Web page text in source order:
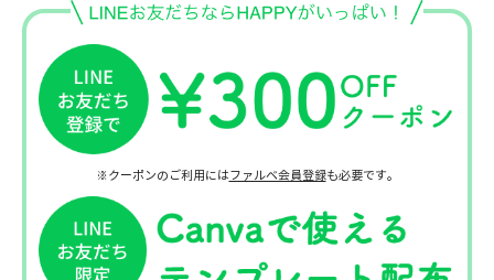
※クーポンのご利用にはファルベ会員登録も必要です。